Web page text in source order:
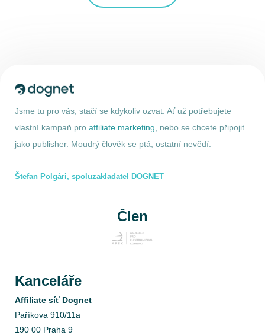
Jsme tu pro vás, stačí se kdykoliv ozvat. Ať už potřebujete
vlastní kampaň pro affiliate marketing , nebo se chcete připojit
jako publisher. Moudrý člověk se ptá, ostatní nevědí.
Štefan Polgári, spoluzakladatel DOGNET
Člen
Kanceláře
Affiliate síť Dognet
Paříkova 910/11a
190 00 Praha 9